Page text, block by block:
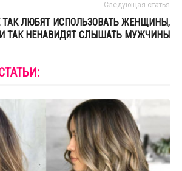
Следующая статья
ТАК ЛЮБЯТ ИСПОЛЬЗОВАТЬ ЖЕНЩИНЫ,
И ТАК НЕНАВИДЯТ СЛЫШАТЬ МУЖЧИНЫ